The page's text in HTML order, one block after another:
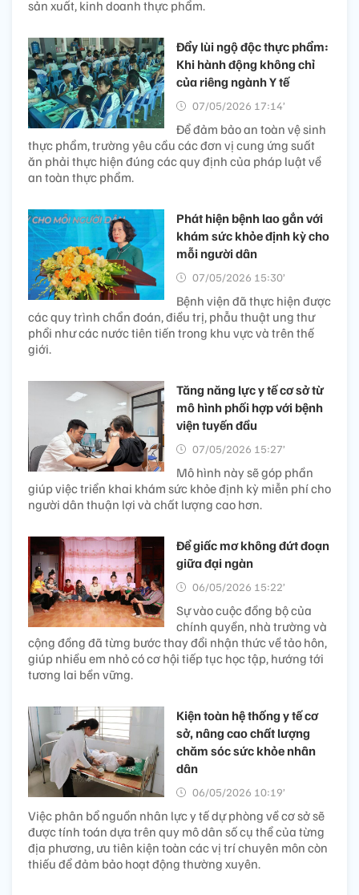
sản xuất, kinh doanh thực phẩm.
Đẩy lùi ngộ độc thực phẩm:
Khi hành động không chỉ
của riêng ngành Y tế
07/05/2026 17:14’
Để đảm bảo an toàn vệ sinh
thực phẩm, trường yêu cầu các đơn vị cung ứng suất
ăn phải thực hiện đúng các quy định của pháp luật về
an toàn thực phẩm.
Phát hiện bệnh lao gắn với
khám sức khỏe định kỳ cho
mỗi người dân
07/05/2026 15:30’
Bệnh viện đã thực hiện được
các quy trình chẩn đoán, điều trị, phẫu thuật ung thư
phổi như các nước tiên tiến trong khu vực và trên thế
giới.
Tăng năng lực y tế cơ sở từ
mô hình phối hợp với bệnh
viện tuyến đầu
07/05/2026 15:27’
Mô hình này sẽ góp phần
giúp việc triển khai khám sức khỏe định kỳ miễn phí cho
người dân thuận lợi và chất lượng cao hơn.
Để giấc mơ không đứt đoạn
giữa đại ngàn
06/05/2026 15:22’
Sự vào cuộc đồng bộ của
chính quyền, nhà trường và
cộng đồng đã từng bước thay đổi nhận thức về tảo hôn,
giúp nhiều em nhỏ có cơ hội tiếp tục học tập, hướng tới
tương lai bền vững.
Kiện toàn hệ thống y tế cơ
sở, nâng cao chất lượng
chăm sóc sức khỏe nhân
dân
06/05/2026 10:19’
Việc phân bổ nguồn nhân lực y tế dự phòng về cơ sở sẽ
được tính toán dựa trên quy mô dân số cụ thể của từng
địa phương, ưu tiên kiện toàn các vị trí chuyên môn còn
thiếu để đảm bảo hoạt động thường xuyên.